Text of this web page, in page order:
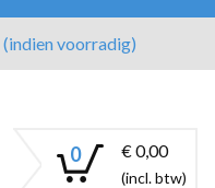
(indien voorradig)
0 € 0,00
(incl. btw)